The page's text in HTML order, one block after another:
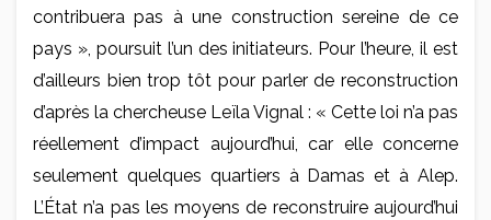
contribuera pas à une construction sereine de ce
pays », poursuit l’un des initiateurs. Pour l’heure, il est
d’ailleurs bien trop tôt pour parler de reconstruction
d’après la chercheuse Leïla Vignal : « Cette loi n’a pas
réellement d’impact aujourd’hui, car elle concerne
seulement quelques quartiers à Damas et à Alep.
L’État n’a pas les moyens de reconstruire aujourd’hui